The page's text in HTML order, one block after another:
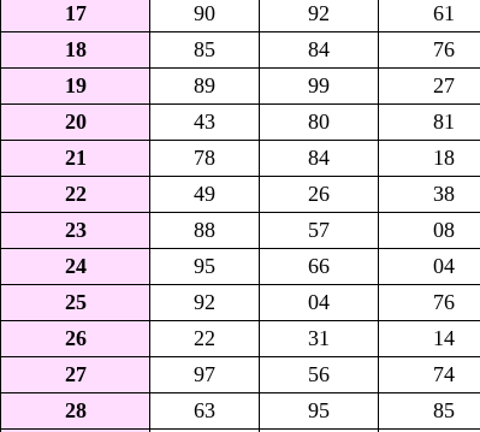
17
90 92 61
18
85 84 76
19
89 99 27
20
43 80 81
21
78 84 18
22
49 26 38
23
88 57 08
24
95 66 04
25
92 04 76
26
22 31 14
27
97 56 74
28
63 95 85